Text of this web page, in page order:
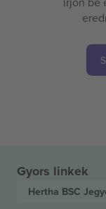
Gyors linkek
Hertha BSC